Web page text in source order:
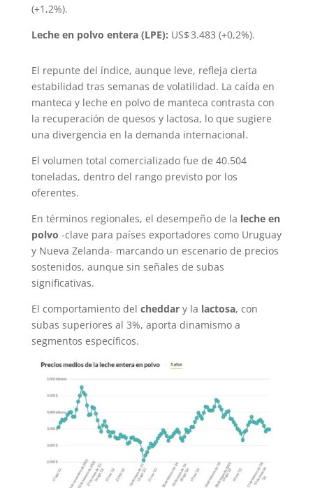
(+1,2%).
Leche en polvo entera (LPE): US$ 3.483 (+0,2%).
El repunte del índice, aunque leve, refleja cierta
estabilidad tras semanas de volatilidad. La caída en
manteca y leche en polvo de manteca contrasta con
la recuperación de quesos y lactosa, lo que sugiere
una divergencia en la demanda internacional.
El volumen total comercializado fue de 40.504
toneladas, dentro del rango previsto por los
oferentes.
En términos regionales, el desempeño de la leche en
polvo -clave para países exportadores como Uruguay
y Nueva Zelanda- marcando un escenario de precios
sostenidos, aunque sin señales de subas
significativas.
El comportamiento del cheddary la lactosa, con
subas superiores al 3%, aporta dinamismo a
segmentos específicos.